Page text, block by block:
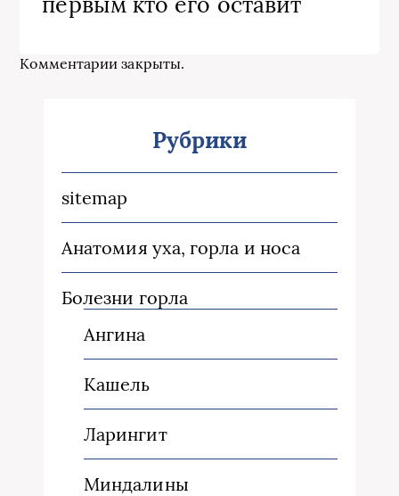
Комментарии закрыты.
Рубрики
sitemap
Анатомия уха, горла и носа
Болезни горла
Ангина
Кашель
Ларингит
Миндалины